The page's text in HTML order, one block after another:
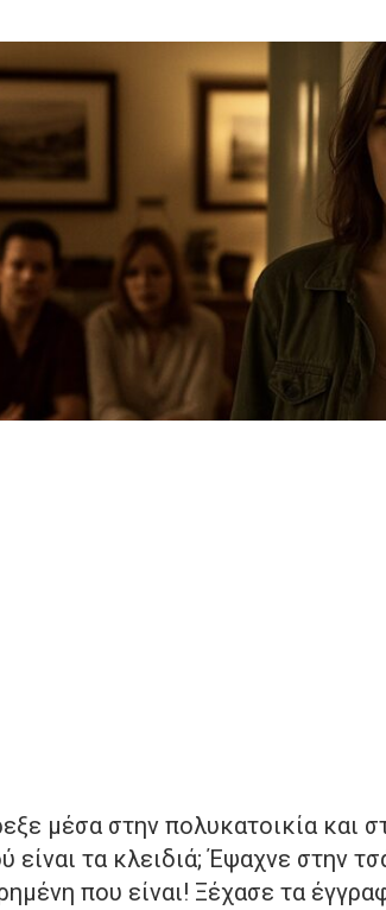
μέσα στην πολυκατοικία και
είναι τα κλειδιά; Έψαχνε στην
που είναι! Ξέχασε τα